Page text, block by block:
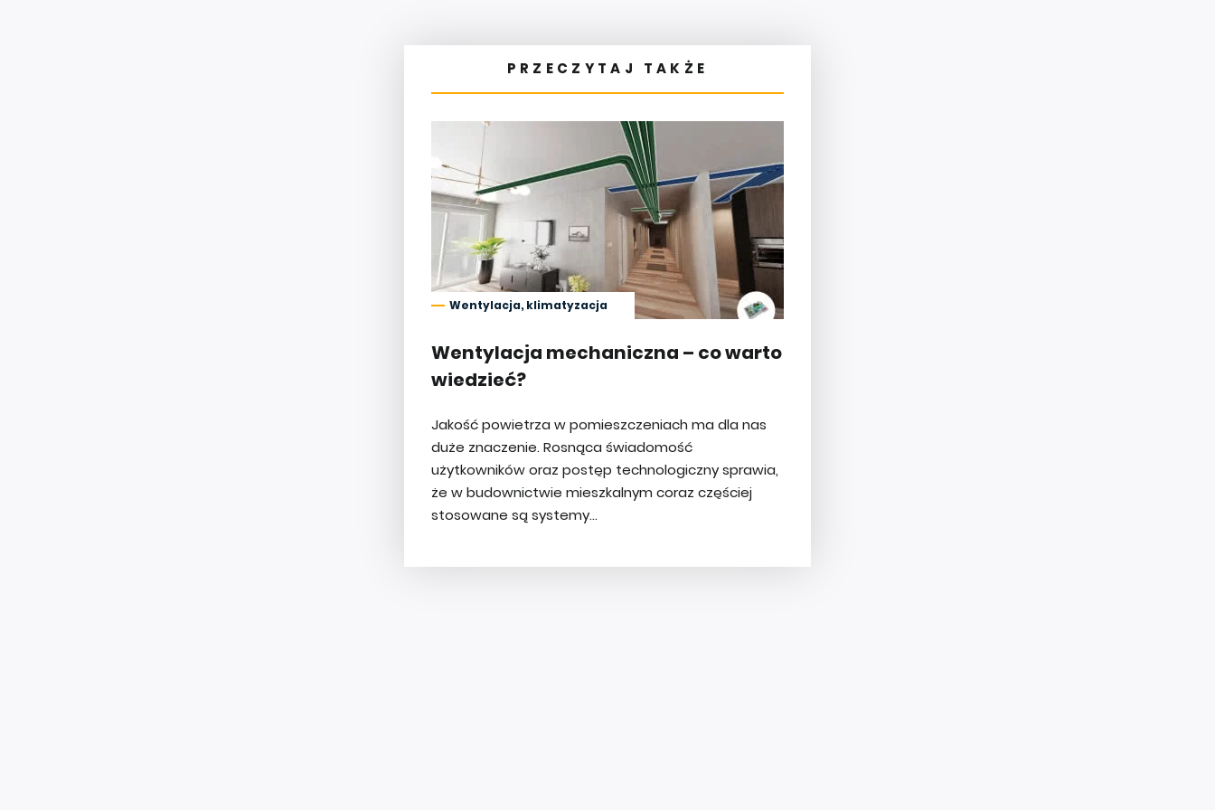
PRZECZYTAJ TAKŻE
Wentylacja, klimatyzacja
Wentylacja mechaniczna – co warto
wiedzieć?
Jakość powietrza w pomieszczeniach ma dla nas
duże znaczenie. Rosnąca świadomość
użytkowników oraz postęp technologiczny sprawia,
że w budownictwie mieszkalnym coraz częściej
stosowane są systemy...